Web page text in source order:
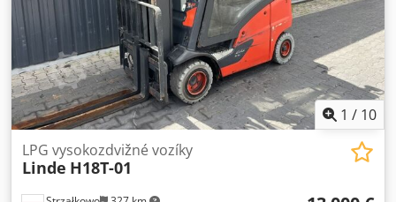
1 / 10
LPG vysokozdvižné vozíky
Linde H18T-01